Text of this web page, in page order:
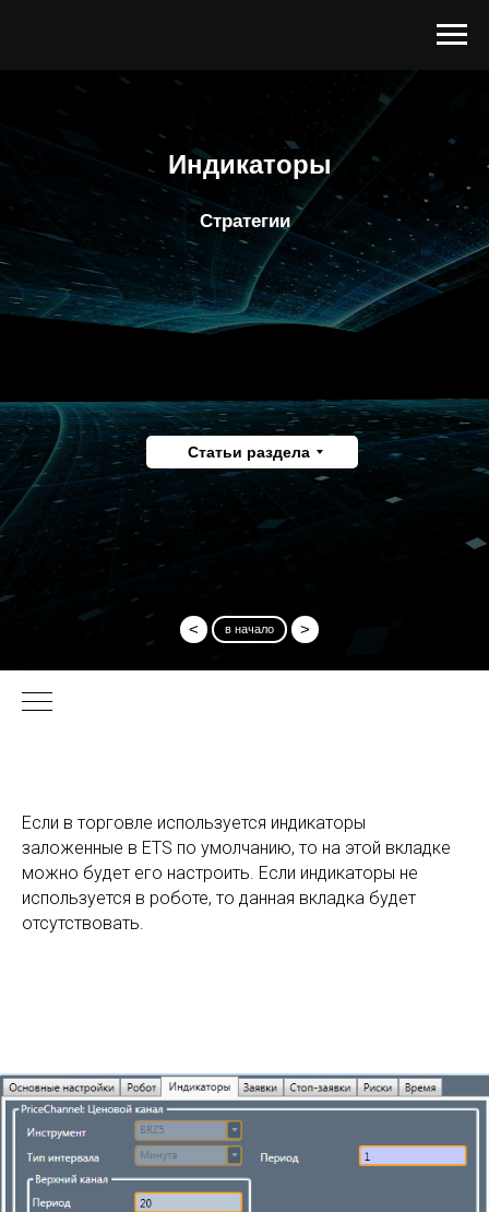
Индикаторы
Стратегии
Статьи раздела
>
< в начало
Если в торговле используется индикаторы
заложенные в ETS по умолчанию, то на этой вкладке
можно будет его настроить. Если индикаторы не
используется в роботе, то данная вкладка будет
отсутствовать.